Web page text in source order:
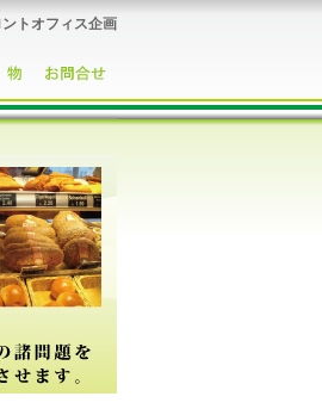
トオフィス企画